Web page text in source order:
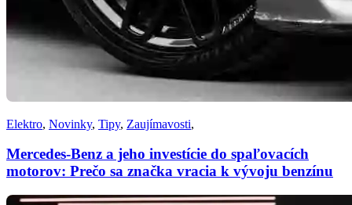
Elektro, Novinky, Tipy, Zaujímavosti,
Mercedes-Benz a jeho investície do spaľovacích
motorov: Prečo sa značka vracia k vývoju benzínu